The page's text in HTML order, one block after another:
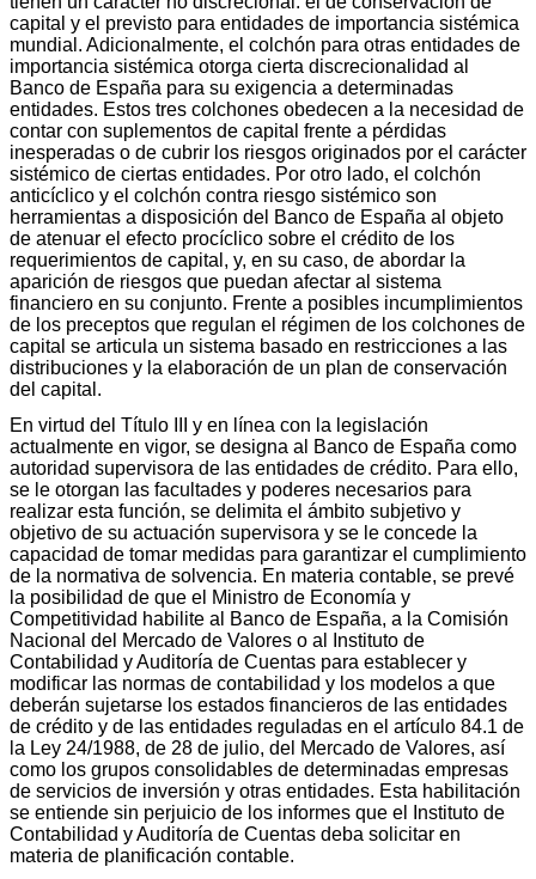
capital y el previsto para entidades de importancia sistémica
mundial. Adicionalmente, el colchón para otras entidades de
importancia sistémica otorga cierta discrecionalidad al
Banco de España para su exigencia a determinadas
entidades. Estos tres colchones obedecen a la necesidad de
contar con suplementos de capital frente a pérdidas
inesperadas o de cubrir los riesgos originados por el carácter
sistémico de ciertas entidades. Por otro lado, el colchón
anticíclico y el colchón contra riesgo sistémico son
herramientas a disposición del Banco de España al objeto
de atenuar el efecto procíclico sobre el crédito de los
requerimientos de capital, y, en su caso, de abordar la
aparición de riesgos que puedan afectar al sistema
financiero en su conjunto. Frente a posibles incumplimientos
de los preceptos que regulan el régimen de los colchones de
capital se articula un sistema basado en restricciones a las
distribuciones y la elaboración de un plan de conservación
del capital.
En virtud del Título III y en línea con la legislación
actualmente en vigor, se designa al Banco de España como
autoridad supervisora de las entidades de crédito. Para ello,
se le otorgan las facultades y poderes necesarios para
realizar esta función, se delimita el ámbito subjetivo y
objetivo de su actuación supervisora y se le concede la
capacidad de tomar medidas para garantizar el cumplimiento
de la normativa de solvencia. En materia contable, se prevé
la posibilidad de que el Ministro de Economía y
Competitividad habilite al Banco de España, a la Comisión
Nacional del Mercado de Valores o al Instituto de
Contabilidad y Auditoría de Cuentas para establecer y
modificar las normas de contabilidad y los modelos a que
deberán sujetarse los estados financieros de las entidades
de crédito y de las entidades reguladas en el artículo 84.1 de
la Ley 24/1988, de 28 de julio, del Mercado de Valores, así
como los grupos consolidables de determinadas empresas
de servicios de inversión y otras entidades. Esta habilitación
se entiende sin perjuicio de los informes que el Instituto de
Contabilidad y Auditoría de Cuentas deba solicitar en
materia de planificación contable.